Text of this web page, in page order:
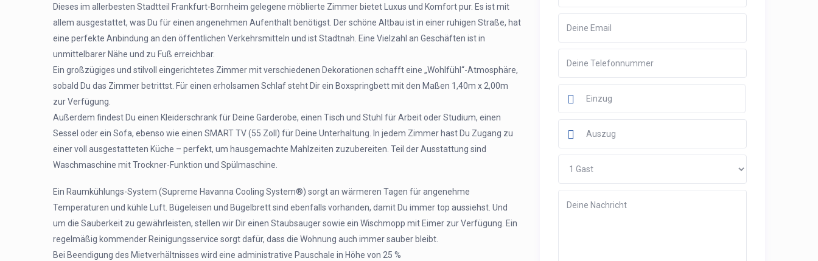
Dieses im allerbesten Stadtteil Frankfurt-Bornheim gelegene möblierte Zimmer bietet Luxus und Komfort pur. Es ist mit
allem ausgestattet, was Du für einen angenehmen Aufenthalt benötigst. Der schöne Altbau ist in einer ruhigen Straße, hat
eine perfekte Anbindung an den öffentlichen Verkehrsmitteln und ist Stadtnah. Eine Vielzahl an Geschäften ist in
unmittelbarer Nähe und zu Fuß erreichbar.
Ein großzügiges und stilvoll eingerichtetes Zimmer mit verschiedenen Dekorationen schafft eine „Wohlfühl“-Atmosphäre,
sobald Du das Zimmer betrittst. Für einen erholsamen Schlaf steht Dir ein Boxspringbett mit den Maßen 1,40m x 2,00m
zur Verfügung.
Außerdem findest Du einen Kleiderschrank für Deine Garderobe, einen Tisch und Stuhl für Arbeit oder Studium, einen
Sessel oder ein Sofa, ebenso wie einen SMART TV (55 Zoll) für Deine Unterhaltung. In jedem Zimmer hast Du Zugang zu
einer voll ausgestatteten Küche – perfekt, um hausgemachte Mahlzeiten zuzubereiten. Teil der Ausstattung sind
Waschmaschine mit Trockner-Funktion und Spülmaschine.
Ein Raumkühlungs-System (Supreme Havanna Cooling System®) sorgt an wärmeren Tagen für angenehme
Temperaturen und kühle Luft. Bügeleisen und Bügelbrett sind ebenfalls vorhanden, damit Du immer top aussiehst. Und
um die Sauberkeit zu gewährleisten, stellen wir Dir einen Staubsauger sowie ein Wischmopp mit Eimer zur Verfügung. Ein
regelmäßig kommender Reinigungsservice sorgt dafür, dass die Wohnung auch immer sauber bleibt.
Bei Beendigung des Mietverhältnisses wird eine administrative Pauschale in Höhe von 25 %